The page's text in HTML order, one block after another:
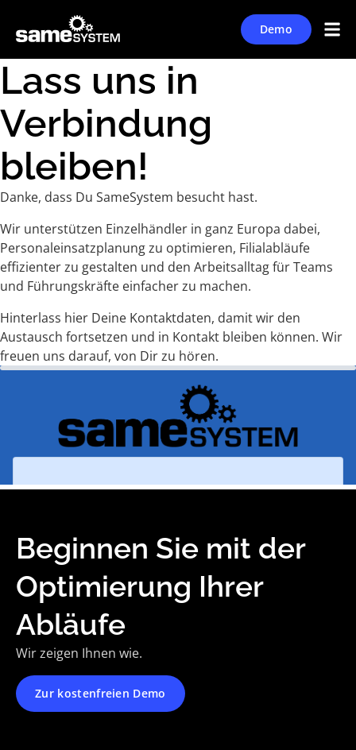
Demo
Lass uns in
Verbindung
bleiben!
Danke, dass Du SameSystem besucht hast.
Wir unterstützen Einzelhändler in ganz Europa dabei,
Personaleinsatzplanung zu optimieren, Filialabläufe
effizienter zu gestalten und den Arbeitsalltag für Teams
und Führungskräfte einfacher zu machen.
Hinterlass hier Deine Kontaktdaten, damit wir den
Austausch fortsetzen und in Kontakt bleiben können. Wir
freuen uns darauf, von Dir zu hören.
Beginnen Sie mit der
Optimierung Ihrer
Abläufe
Wir zeigen Ihnen wie.
Zur kostenfreien Demo